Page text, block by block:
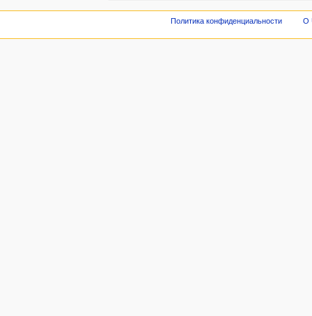
Политика конфиденциальности О